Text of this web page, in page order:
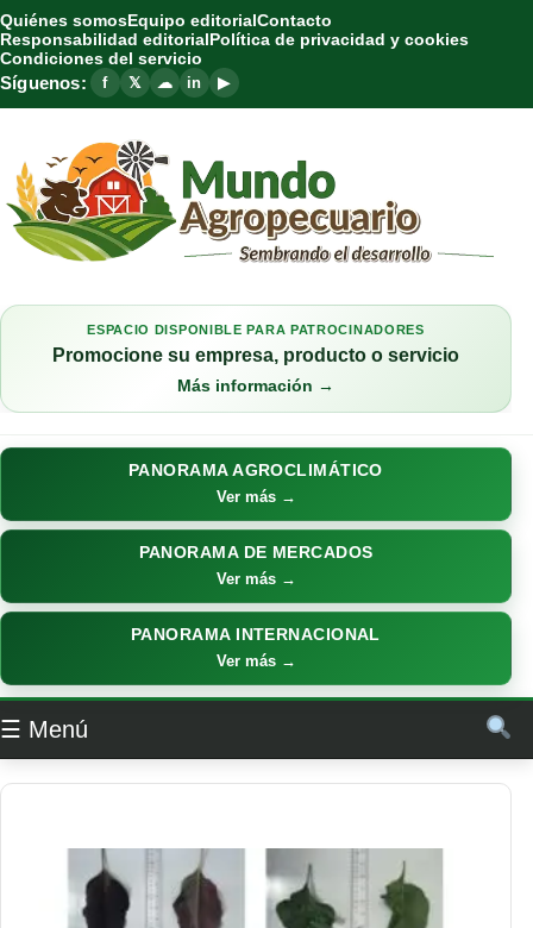
Quiénes somosEquipo editorialContacto
Responsabilidad editorialPolítica de privacidad y cookies
Condiciones del servicio
Síguenos: f 𝕏 ☁ in ▶
ESPACIO DISPONIBLE PARA PATROCINADORES
Promocione su empresa, producto o servicio
Más información →
PANORAMA AGROCLIMÁTICO
Ver más →
PANORAMA DE MERCADOS
Ver más →
PANORAMA INTERNACIONAL
Ver más →
☰ Menú